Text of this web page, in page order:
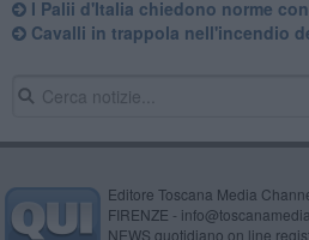
I Palii d'Italia chiedono norme
Cavalli in trappola nell'incendio
Editore Toscana Media
FIRENZE -
NEWS quotidiano on line